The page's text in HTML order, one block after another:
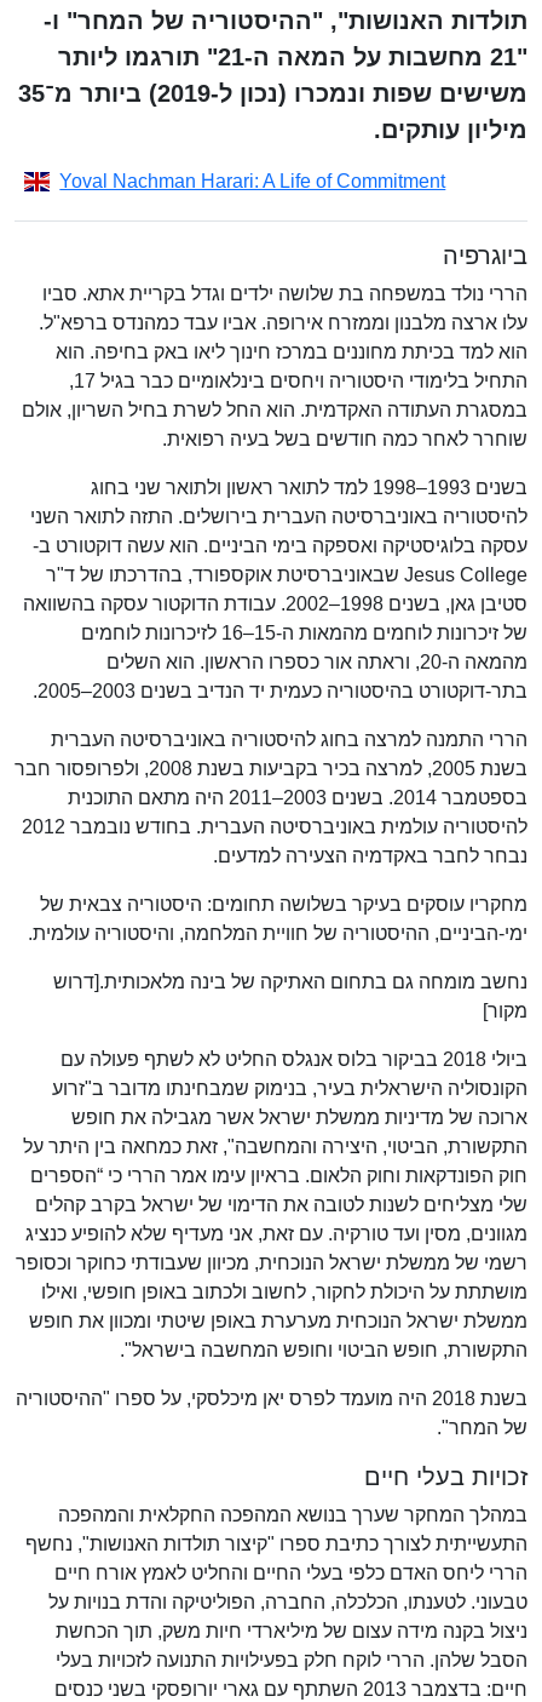
תולדות האנושות", "ההיסטוריה של המחר" ו-
"21 מחשבות על המאה ה-21" תורגמו ליותר
משישים שפות ונמכרו (נכון ל-2019) ביותר מ־35
מיליון עותקים.
Yoval Nachman Harari: A Life of Commitment
ביוגרפיה
הררי נולד במשפחה בת שלושה ילדים וגדל בקריית אתא. סביו
עלו ארצה מלבנון וממזרח אירופה. אביו עבד כמהנדס ברפא"ל.
הוא למד בכיתת מחוננים במרכז חינוך ליאו באק בחיפה. הוא
התחיל בלימודי היסטוריה ויחסים בינלאומיים כבר בגיל 17,
במסגרת העתודה האקדמית. הוא החל לשרת בחיל השריון, אולם
שוחרר לאחר כמה חודשים בשל בעיה רפואית.
בשנים 1993–1998 למד לתואר ראשון ולתואר שני בחוג
להיסטוריה באוניברסיטה העברית בירושלים. התזה לתואר השני
עסקה בלוגיסטיקה ואספקה בימי הביניים. הוא עשה דוקטורט ב-
Jesus College שבאוניברסיטת אוקספורד, בהדרכתו של ד"ר
סטיבן גאן, בשנים 1998–2002. עבודת הדוקטור עסקה בהשוואה
של זיכרונות לוחמים מהמאות ה-15–16 לזיכרונות לוחמים
מהמאה ה-20, וראתה אור כספרו הראשון. הוא השלים
בתר-דוקטורט בהיסטוריה כעמית יד הנדיב בשנים 2003–2005.
הררי התמנה למרצה בחוג להיסטוריה באוניברסיטה העברית
בשנת 2005, למרצה בכיר בקביעות בשנת 2008, ולפרופסור חבר
בספטמבר 2014. בשנים 2003–2011 היה מתאם התוכנית
להיסטוריה עולמית באוניברסיטה העברית. בחודש נובמבר 2012
נבחר לחבר באקדמיה הצעירה למדעים.
מחקריו עוסקים בעיקר בשלושה תחומים: היסטוריה צבאית של
ימי-הביניים, ההיסטוריה של חוויית המלחמה, והיסטוריה עולמית.
נחשב מומחה גם בתחום האתיקה של בינה מלאכותית.[דרוש
מקור]
ביולי 2018 בביקור בלוס אנגלס החליט לא לשתף פעולה עם
הקונסוליה הישראלית בעיר, בנימוק שמבחינתו מדובר ב"זרוע
ארוכה של מדיניות ממשלת ישראל אשר מגבילה את חופש
התקשורת, הביטוי, היצירה והמחשבה", זאת כמחאה בין היתר על
חוק הפונדקאות וחוק הלאום. בראיון עימו אמר הררי כי “הספרים
שלי מצליחים לשנות לטובה את הדימוי של ישראל בקרב קהלים
מגוונים, מסין ועד טורקיה. עם זאת, אני מעדיף שלא להופיע כנציג
רשמי של ממשלת ישראל הנוכחית, מכיוון שעבודתי כחוקר וכסופר
מושתתת על היכולת לחקור, לחשוב ולכתוב באופן חופשי, ואילו
ממשלת ישראל הנוכחית מערערת באופן שיטתי ומכוון את חופש
התקשורת, חופש הביטוי וחופש המחשבה בישראל".
בשנת 2018 היה מועמד לפרס יאן מיכלסקי, על ספרו "ההיסטוריה
של המחר".
זכויות בעלי חיים
במהלך המחקר שערך בנושא המהפכה החקלאית והמהפכה
התעשייתית לצורך כתיבת ספרו "קיצור תולדות האנושות", נחשף
הררי ליחס האדם כלפי בעלי החיים והחליט לאמץ אורח חיים
טבעוני. לטענתו, הכלכלה, החברה, הפוליטיקה והדת בנויות על
ניצול בקנה מידה עצום של מיליארדי חיות משק, תוך הכחשת
הסבל שלהן. הררי לוקח חלק בפעילויות התנועה לזכויות בעלי
חיים: בדצמבר 2013 השתתף עם גארי יורופסקי בשני כנסים